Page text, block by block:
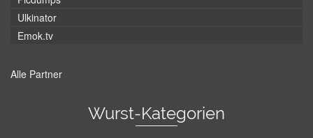
Ulkinator
Emok.tv
Alle Partner
Wurst-Kategorien